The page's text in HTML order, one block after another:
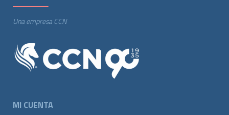
Una empresa CCN
MI CUENTA